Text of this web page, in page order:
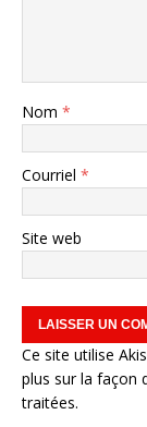
Nom *
Courriel *
Site web
Ce site utilise
plus sur la façon
traitées.